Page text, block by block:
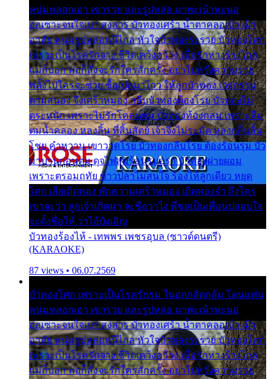
หนุ่มหลอกเอา เขารวย และรูปหล่อ มาพะเน้าพะนอ
ออเซาะจนใจเบา สงสาร บัวทองเศร้า น้ำตาคลอเบ้า เฝ้า
อาลัย หนุ่มรูปหล่อหนีไกล หัวใจบัวทองระรวย บัวทองโศก
เพราะเป็นโรครักจาง ชีวิตเคว้งคว้าง เมื่อรักห่างร้างไกล
แม่ก็บอก พ่อก็สั่งจะรักใครสักครั้ง อย่าไปหวังความรวย
พลั้งไปใครจะช่วย ซื้อเปลมาไกว ให้ลูกบัวทอง เวรกรรม
ตามสนอง จึงเศร้าหมอง กลีบบัวทองต้องโรย บัวทองไม่
ตระหนัก เพราะไม่รักโคลนตม บัวทองท้องกลม เพราะลืม
ตมน้ำคลอง หลงลิ้น ที่สิ้นสัตย์ เจ้าจึงไม่ระมัด หลงกลิ่นลิ้น
โชย คำหวาน เขาวาดโรย บัวทองกลีบโรย ต้องร้อนรุม บัว
มาบานก่อนตูม ดุจไฟสุมร้อนรุมอุรา บัวทองผ่ายผอม
เพราะตรอมฤทัย ข้าวปลาไม่สนใจ ร้องไห้ลูกเดียว หยุด
โศก เสียเถิดทอง พักความเศร้าหมอง เถิดทองจ๋า ถึงใคร
เขาจะว่า ลูกเจ้าเกิดมา จะชื่อว่าไง พี่ขอเป็นเพื่อนปลอบใจ
จะตั้งชื่อให้ ว่าไอ้บังเอิญ
บัวทองร้องไห้ - เทพพร เพชรอุบล (ซาวด์ดนตรี)
(KARAOKE)
87 views • 06.07.2569
บัวทองโศก เพราะเป็นโรครักรุม ในอกกลัดกลุ้ม โดนแฟน
หนุ่มหลอกเอา เขารวย และรูปหล่อ มาพะเน้าพะนอ
ออเซาะจนใจเบา สงสาร บัวทองเศร้า น้ำตาคลอเบ้า เฝ้า
อาลัย หนุ่มรูปหล่อหนีไกล หัวใจบัวทองระรวย บัวทองโศก
เพราะเป็นโรครักจาง ชีวิตเคว้งคว้าง เมื่อรักห่างร้างไกล
แม่ก็บอก พ่อก็สั่งจะรักใครสักครั้ง อย่าไปหวังความรวย